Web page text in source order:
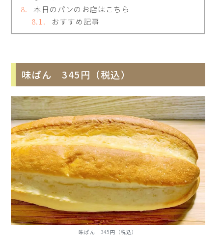
本日のパンのお店はこちら
おすすめ記事
味ぱん 345円（税込）
味ぱん 345円（税込）